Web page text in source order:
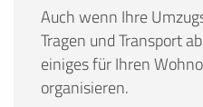
Auch wenn Ihre
Tragen und Transport
einiges für Ihren
organisieren.